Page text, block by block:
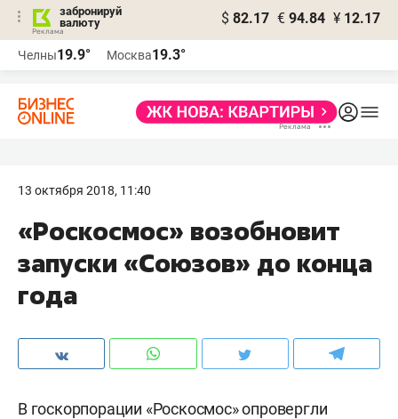
забронируй
валюту
$ 82.17 € 94.84 ¥ 12.17
Челны19.9° Москва19.3°
13 октября 2018, 11:40
«Роскосмос» возобновит
запуски «Союзов» до конца
года
В госкорпорации «Роскосмос» опровергли